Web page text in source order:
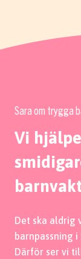
Sara om trygga
Vi
Det ska aldrig
barnpassning
Därför ser vi